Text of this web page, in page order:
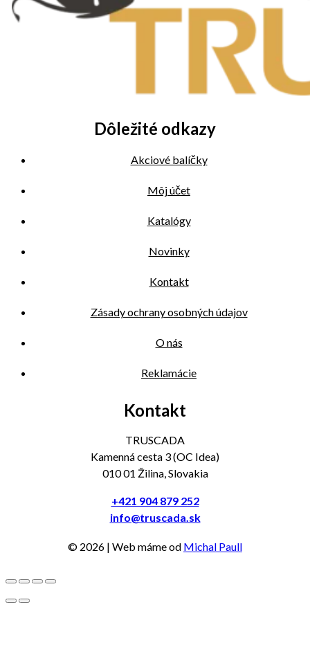
Dôležité odkazy
Akciové balíčky
Môj účet
Katalógy
Novinky
Kontakt
Zásady ochrany osobných údajov
O nás
Reklamácie
Kontakt
TRUSCADA
Kamenná cesta 3 (OC Idea)
010 01 Žilina, Slovakia
+421 904 879 252
info@truscada.sk
© 2026 | Web máme od Michal Paull